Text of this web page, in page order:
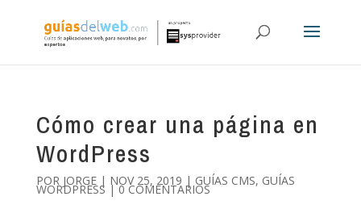
Cómo crear una página en
WordPress
POR JORGE| NOV 25, 2019 | GUÍAS CMS, GUÍAS
WORDPRESS |0 COMENTARIOS